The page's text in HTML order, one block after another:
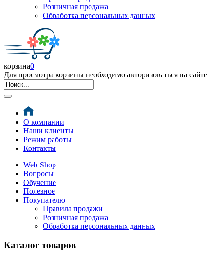
Розничная продажа
Обработка персональных данных
корзина0
Для просмотра корзины необходимо авторизоваться на сайте
О компании
Наши клиенты
Режим работы
Контакты
Web-Shop
Вопросы
Обучение
Полезное
Покупателю
Правила продажи
Розничная продажа
Обработка персональных данных
Каталог товаров